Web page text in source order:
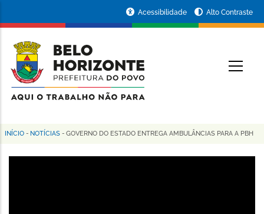
conteúdo
principal
da
Prefeitura
de
Horizonte
Acessibilidade Alto Contraste
Trilha
de
INÍCIO - NOTÍCIAS - GOVERNO DO ESTADO ENTREGA AMBULÂNCIAS PARA A PBH